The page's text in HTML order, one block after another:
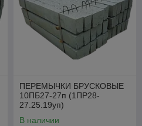
ПЕРЕМЫЧКИ БРУСКОВЫЕ
10ПБ27-27п (1ПР28-
27.25.19уп)
В наличии